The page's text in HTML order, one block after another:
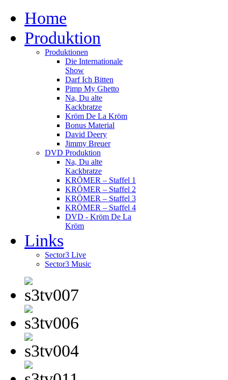
Home
Produktion
Produktionen
Die Internationale
Show
Darf Ich Bitten
Pimp My Ghetto
Na, Du alte
Kackbratze
Kröm De La Kröm
Bonus Material
David Deery
Jimmy Breuer
DVD Produktion
Na, Du alte
Kackbratze
KRÖMER – Staffel 1
KRÖMER – Staffel 2
KRÖMER – Staffel 3
KRÖMER – Staffel 4
DVD - Kröm De La
Kröm
Links
Sector3 Live
Sector3 Music